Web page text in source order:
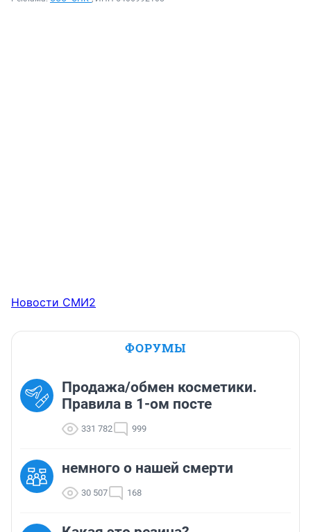
Новости СМИ2
ФОРУМЫ
Продажа/обмен косметики.
Правила в 1-ом посте
331 782 999
немного о нашей смерти
30 507 168